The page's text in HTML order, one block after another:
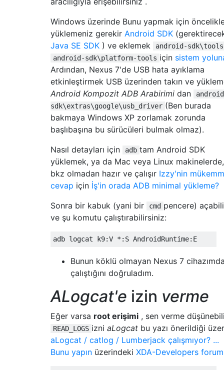
Windows üzerinde Bunu yapmak için
yüklemeniz gerekir Android SDK
Java SE SDK ) ve eklemek
android-sdk\tools
android-sdk\platform-tools için sistem
Ardından, Nexus 7'de USB hata ayıklama
etkinleştirmek USB üzerinden takın ve
Android Kompozit ADB Arabirimi dan
sdk\extras\google\usb_driver (Ben burada
bakmaya Windows XP zorlamak zorunda
başlıbaşına bu sürücüleri bulmak olmaz).
Nasıl detayları için
adb tam Android SDK
yüklemek, ya da Mac veya Linux makinelerde,
bkz olmadan hazır ve çalışır Izzy'nin
cevap için İş'in orada ADB minimal yükleme?
Sonra bir kabuk (yani bir
cmd pencere)
ve şu komutu çalıştırabilirsiniz:
Bunun köklü olmayan Nexus 7
çalıştığını doğruladım.
ALogcat'e izin verme
Eğer varsa root erişimi , sen verme
READ_LOGS izni aLogcat bu yazı önerildiği
aLogcat / catlog / Lumberjack çalışmıyor? ...
Bunu yapın üzerindeki XDA-Developers